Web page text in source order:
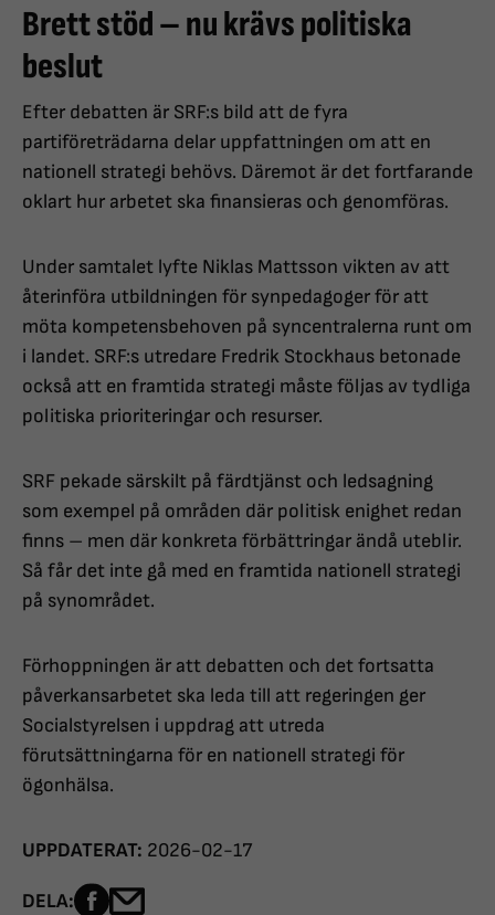
Brett stöd – nu krävs politiska
beslut
Efter debatten är SRF:s bild att de fyra
partiföreträdarna delar uppfattningen om att en
nationell strategi behövs. Däremot är det fortfarande
oklart hur arbetet ska finansieras och genomföras.
Under samtalet lyfte Niklas Mattsson vikten av att
återinföra utbildningen för synpedagoger för att
möta kompetensbehoven på syncentralerna runt om
i landet. SRF:s utredare Fredrik Stockhaus betonade
också att en framtida strategi måste följas av tydliga
politiska prioriteringar och resurser.
SRF pekade särskilt på färdtjänst och ledsagning
som exempel på områden där politisk enighet redan
finns – men där konkreta förbättringar ändå uteblir.
Så får det inte gå med en framtida nationell strategi
på synområdet.
Förhoppningen är att debatten och det fortsatta
påverkansarbetet ska leda till att regeringen ger
Socialstyrelsen i uppdrag att utreda
förutsättningarna för en nationell strategi för
ögonhälsa.
UPPDATERAT: 2026-02-17
DELA: Dela sidan på Facebook